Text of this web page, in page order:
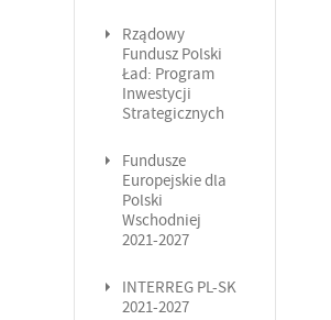
Rządowy
Fundusz Polski
Ład: Program
Inwestycji
Strategicznych
Fundusze
Europejskie dla
Polski
Wschodniej
2021-2027
INTERREG PL-SK
2021-2027